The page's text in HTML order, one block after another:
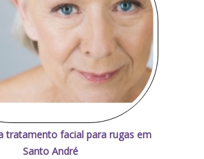
tratamento facial para rugas em
Santo André